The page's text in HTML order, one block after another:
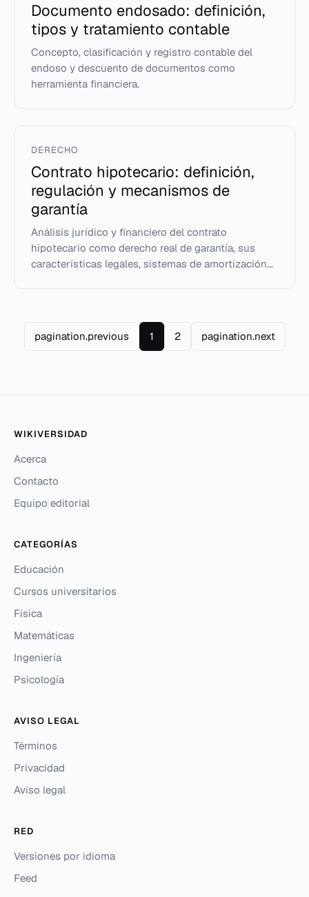
Documento endosado: definición,
tipos y tratamiento contable
Concepto, clasificación y registro contable del
endoso y descuento de documentos como
herramienta financiera.
DERECHO
Contrato hipotecario: definición,
regulación y mecanismos de
garantía
Análisis jurídico y financiero del contrato
hipotecario como derecho real de garantía, sus
características legales, sistemas de amortización...
pagination.previous 1 2 pagination.next
WIKIVERSIDAD
Acerca
Contacto
Equipo editorial
CATEGORÍAS
Educación
Cursos universitarios
Física
Matemáticas
Ingeniería
Psicología
AVISO LEGAL
Términos
Privacidad
Aviso legal
RED
Versiones por idioma
Feed